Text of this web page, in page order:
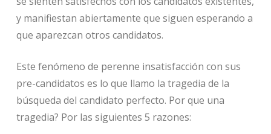
y manifiestan abiertamente que siguen esperando a
que aparezcan otros candidatos.
Este fenómeno de perenne insatisfacción con sus
pre-candidatos es lo que llamo la tragedia de la
búsqueda del candidato perfecto. Por que una
tragedia? Por las siguientes 5 razones: